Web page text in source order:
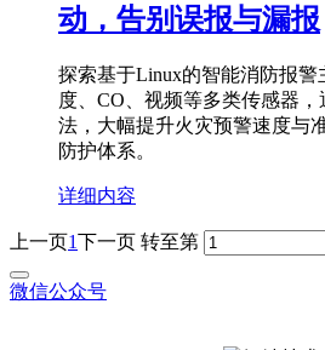
动，告别误报与漏报
探索基于Linux的智能消防报警
度、CO、视频等多类传感器
法，大幅提升火灾预警速度与
防护体系。
详细内容
上一页1下一页 转至第
微信公众号